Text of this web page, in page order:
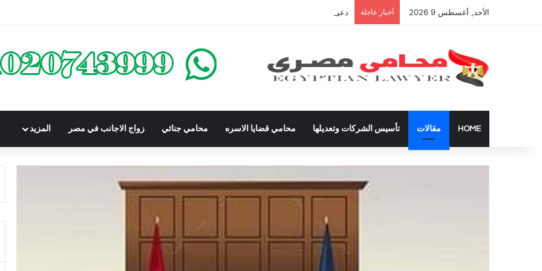
الأحد, أغسطس 9 2026 أخبار عاجلة دعوى تعيين قيم على المحكوم عليه بعقوبة سالبة للحرية | الشروط والصيغة القانونية
HOME مقالات تأسيس الشركات وتعديلها محامي قضايا الاسره محامي جنائي زواج الاجانب في مصر المزيد